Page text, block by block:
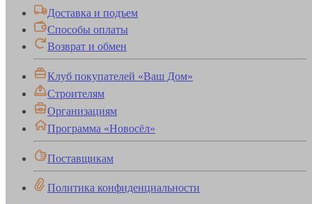
Доставка и подъем
Способы оплаты
Возврат и обмен
Клуб покупателей «Ваш Дом»
Строителям
Организациям
Программа «Новосёл»
Поставщикам
Политика конфиденциальности